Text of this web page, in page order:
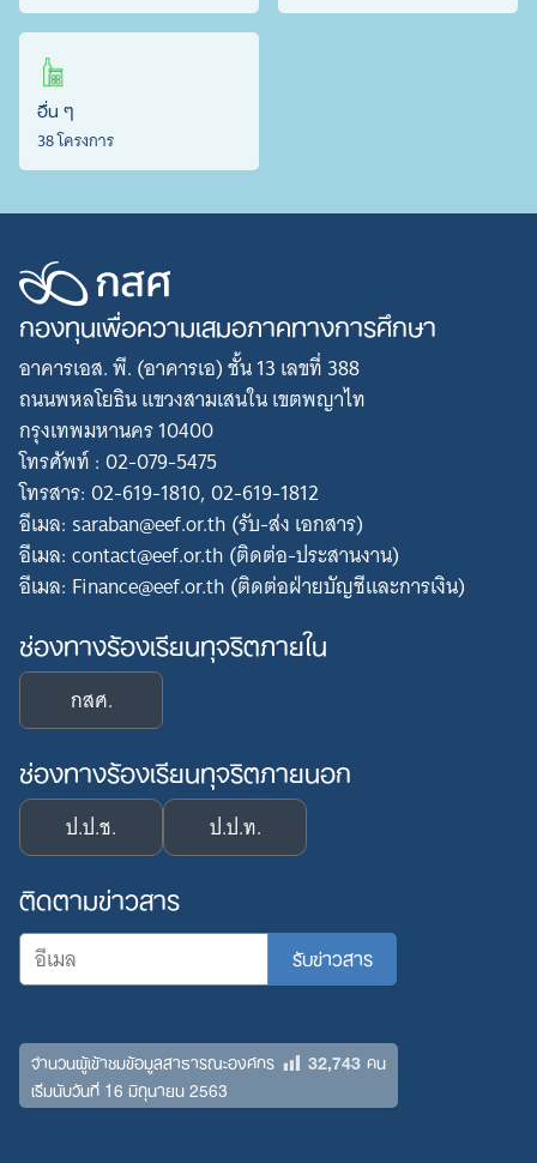
อื่น ๆ
38 โครงการ
กองทุนเพื่อความเสมอภาคทางการศึกษา
อาคารเอส. พี. (อาคารเอ) ชั้น 13 เลขที่ 388
ถนนพหลโยธิน แขวงสามเสนใน เขตพญาไท
กรุงเทพมหานคร 10400
โทรศัพท์ : 02-079-5475
โทรสาร: 02-619-1810, 02-619-1812
อีเมล: saraban@eef.or.th (รับ-ส่ง เอกสาร)
อีเมล: contact@eef.or.th (ติดต่อ-ประสานงาน)
อีเมล: Finance@eef.or.th (ติดต่อฝ่ายบัญชีและการเงิน)
ช่องทางร้องเรียนทุจริตภายใน
กสศ.
ช่องทางร้องเรียนทุจริตภายนอก
ป.ป.ช. ป.ป.ท.
ติดตามข่าวสาร
จำนวนผู้เข้าชมข้อมูลสาธารณะองค์กร 32,743คน
เริ่มนับวันที่ 16 มิถุนายน 2563